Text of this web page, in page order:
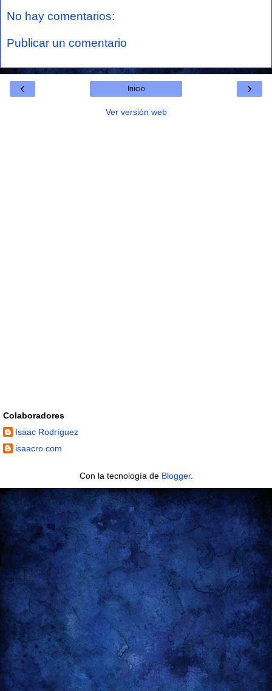
No hay comentarios:
Publicar un comentario
‹ ›
Inicio
Ver versión web
Colaboradores
Isaac Rodríguez
isaacro.com
Con la tecnología de Blogger.